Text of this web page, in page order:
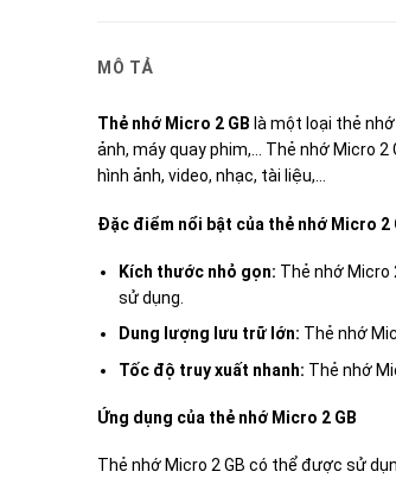
MÔ TẢ
Thẻ nhớ Micro 2 GB là một loại thẻ
ảnh, máy quay phim,… Thẻ nhớ Micro
hình ảnh, video, nhạc, tài liệu,…
Đặc điểm nổi bật của thẻ nhớ Micro 2
Kích thước nhỏ gọn: Thẻ nhớ Micro
sử dụng.
Dung lượng lưu trữ lớn: Thẻ nhớ
Tốc độ truy xuất nhanh: Thẻ nhớ
Ứng dụng của thẻ nhớ Micro 2 GB
Thẻ nhớ Micro 2 GB có thể được sử